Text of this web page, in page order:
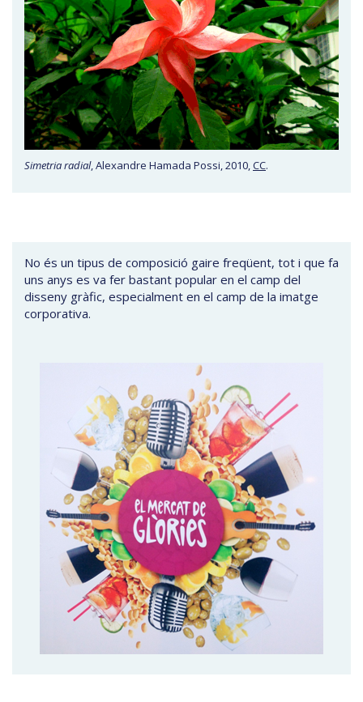
Simetria radial, Alexandre Hamada Possi, 2010, CC.
No és un tipus de composició gaire freqüent, tot i que fa
uns anys es va fer bastant popular en el camp del
disseny gràfic, especialment en el camp de la imatge
corporativa.